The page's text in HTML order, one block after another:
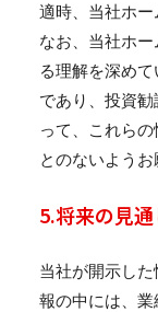
適時、当社ホー
なお、当社ホ
る理解を深め
であり、投資
って、これら
とのないようお
5.将来の見
当社が開示し
報の中には、